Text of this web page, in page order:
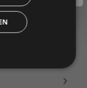
4 Stahlrädern
ohne